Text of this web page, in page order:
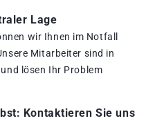
Lage
wir Ihnen im Notfall
Mitarbeiter sind in
lösen Ihr Problem
Kontaktieren Sie uns